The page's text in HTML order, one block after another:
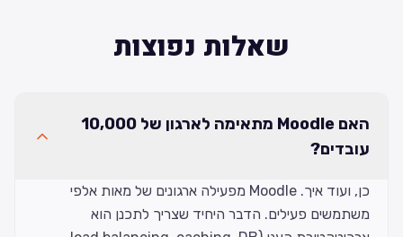
שאלות נפוצות
האם Moodle מתאימה לארגון של 10,000
עובדים?
כן, ועוד איך. Moodle מפעילה ארגונים של מאות אלפי
משתמשים פעילים. הדבר היחיד שצריך לתכנן הוא